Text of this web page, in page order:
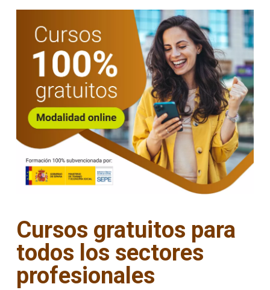
Cursos gratuitos para
todos los sectores
profesionales